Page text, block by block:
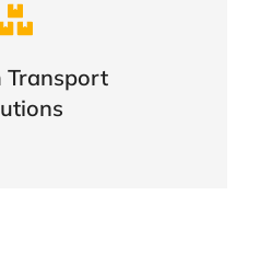
Transport
solutions for your
DETAILS